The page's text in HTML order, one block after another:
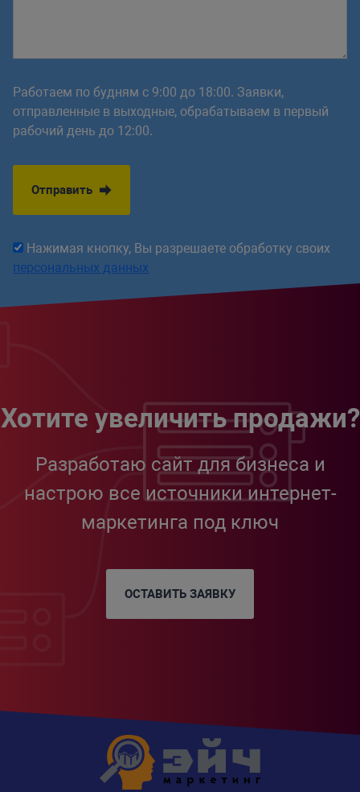
Работаем по будням с 9:00 до 18:00. Заявки,
отправленные в выходные, обрабатываем в первый
рабочий день до 12:00.
Отправить
Нажимая кнопку, Вы разрешаете обработку своих
персональных данных
Хотите увеличить продажи?
Разработаю сайт для бизнеса и
настрою все источники интернет-
маркетинга под ключ
ОСТАВИТЬ ЗАЯВКУ